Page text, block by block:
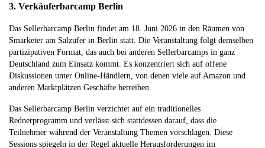
3. Verkäuferbarcamp Berlin
Das Sellerbarcamp Berlin findet am 18. Juni 2026 in den Räumen von
Smarketer am Salzufer in Berlin statt. Die Veranstaltung folgt demselben
partizipativen Format, das auch bei anderen Sellerbarcamps in ganz
Deutschland zum Einsatz kommt. Es konzentriert sich auf offene
Diskussionen unter Online-Händlern, von denen viele auf Amazon und
anderen Marktplätzen Geschäfte betreiben.
Das Sellerbarcamp Berlin verzichtet auf ein traditionelles
Rednerprogramm und verlässt sich stattdessen darauf, dass die
Teilnehmer während der Veranstaltung Themen vorschlagen. Diese
Sessions spiegeln in der Regel aktuelle Herausforderungen im